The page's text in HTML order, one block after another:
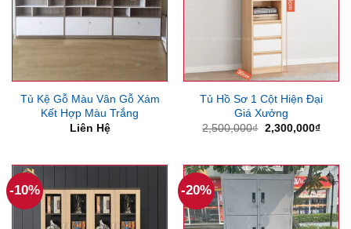
Tủ Kệ Gỗ Màu Vân Gỗ Xám
Kết Hợp Màu Trắng
Liên Hệ
Tủ Hồ Sơ 1 Cột Hiện Đại
Giá Xưởng
2,500,000₫ Giá
2,300,000₫Giá
-10% -20%